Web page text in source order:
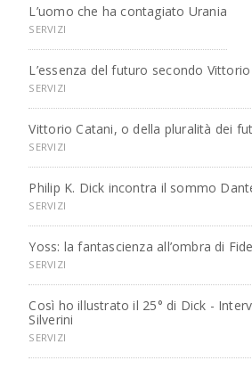
L’uomo che ha contagiato Urania
SERVIZI
L’essenza del futuro secondo
SERVIZI
Vittorio Catani, o della pluralità dei
SERVIZI
Philip K. Dick incontra il sommo
SERVIZI
Yoss: la fantascienza all’ombra di
SERVIZI
Così ho illustrato il 25° di Dick -
Silverini
SERVIZI